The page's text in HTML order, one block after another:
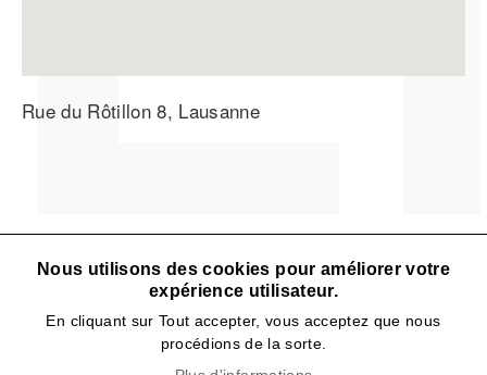
Rue du Rôtillon 8, Lausanne
Nous utilisons des cookies pour améliorer votre
expérience utilisateur.
En cliquant sur Tout accepter, vous acceptez que nous
procédions de la sorte.